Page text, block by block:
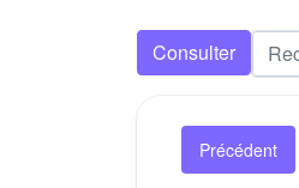
Consulter
Précédent